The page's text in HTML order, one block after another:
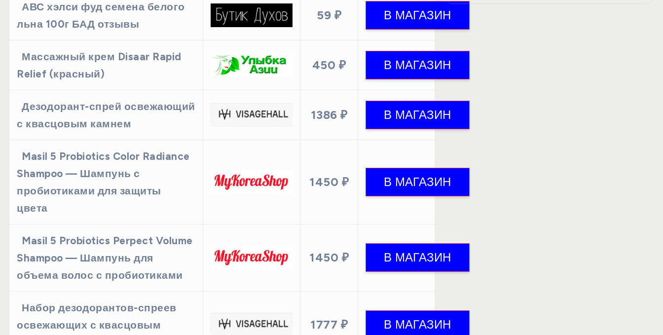
АВС хэлси фуд семена белого
льна 100г БАД отзывы
59 ₽
Массажный крем Disaar Rapid
Relief (красный)
450 ₽
Дезодорант-спрей освежающий
с квасцовым камнем
1386 ₽
Masil 5 Probiotics Color Radiance
Shampoo — Шампунь с
пробиотиками для защиты
цвета
1450 ₽
Masil 5 Probiotics Perpect Volume
Shampoo — Шампунь для
объема волос с пробиотиками
1450 ₽
Набор дезодорантов-спреев
освежающих с квасцовым
1777 ₽